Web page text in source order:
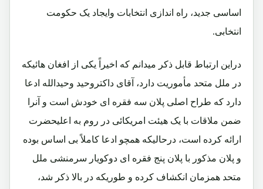
اساسی جدید، راه اندازی انتخابات وایجاد یک حکومت
انتخابی.
دراین ارتباط قابل ذکر میدانم که اخیراً یکی از افغان هائیکه
در ملل متحد مأموریت دارد، آقای داکتروحید وحیدالله ادعا
دارد که طراح اصلی پلان سه فقره ای خودش است و آنرا
ضمن ملاقات با یک هیئت امریکائی در روم به اعلیحضرت
ارائه کرده است، درحالیکه همچو ادعا کاملاً بی اساس بوده
و پلان مذکور با پلان پنج فقره ای دوکویار سرمنشی ملل
متحد همزمان انکشاف کرده و طوریکه در بالا ذکر شد،